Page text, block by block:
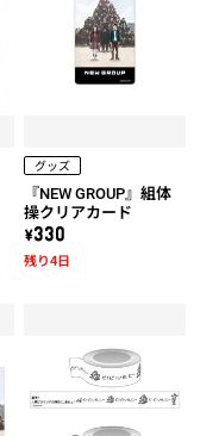
グッズ
『NEW GROUP』組体
操クリアカード
\330
残り4日